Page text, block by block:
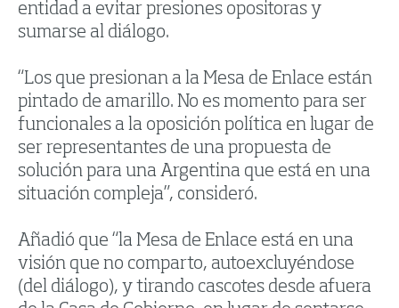
entidad a evitar presiones opositoras y
sumarse al diálogo.
“Los que presionan a la Mesa de Enlace están
pintado de amarillo. No es momento para ser
funcionales a la oposición política en lugar de
ser representantes de una propuesta de
solución para una Argentina que está en una
situación compleja”, consideró.
Añadió que “la Mesa de Enlace está en una
visión que no comparto, autoexcluyéndose
(del diálogo), y tirando cascotes desde afuera